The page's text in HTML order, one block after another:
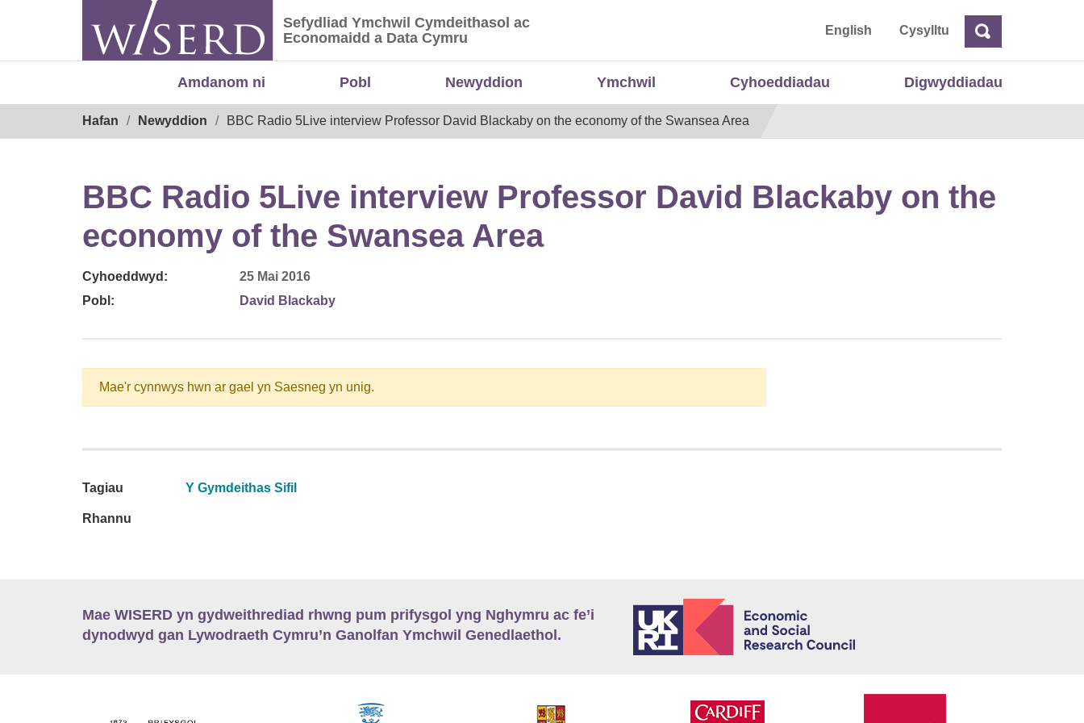
Sefydliad Ymchwil Cymdeithasol ac Economaidd a Data Cymru
Sefydliad Ymchwil Cymdeithasol ac
Economaidd a Data Cymru
English CysylltuChwilio
Amdanom ni Pobl Newyddion Ymchwil Cyhoeddiadau Digwyddiadau
Hafan Newyddion BBC Radio 5Live interview Professor David Blackaby on the economy of the Swansea Area
BBC Radio 5Live interview Professor David Blackaby on the
economy of the Swansea Area
Cyhoeddwyd:
25 Mai 2016
Pobl:
David Blackaby
Mae'r cynnwys hwn ar gael yn Saesneg yn unig.
Tagiau Y Gymdeithas Sifil
Rhannu
Mae WISERD yn gydweithrediad rhwng pum prifysgol yng Nghymru ac fe’i
dynodwyd gan Lywodraeth Cymru’n Ganolfan Ymchwil Genedlaethol.